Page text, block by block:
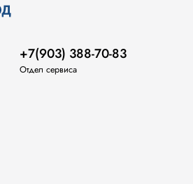
+7(903) 388-70-83
Отдел сервиса